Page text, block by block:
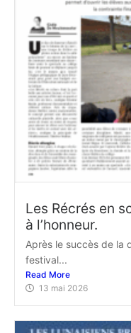
Les Récrés en
à l’honneur.
Après le succès de la
festival...
Read More
13 mai 2026